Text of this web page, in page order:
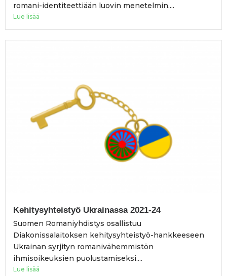
romani-identiteettiään luovin menetelmin....
Lue lisää
Kehitysyhteistyö Ukrainassa 2021-24
Suomen Romaniyhdistys osallistuu
Diakonissalaitoksen kehitysyhteistyö-hankkeeseen
Ukrainan syrjityn romanivähemmistön
ihmisoikeuksien puolustamiseksi....
Lue lisää